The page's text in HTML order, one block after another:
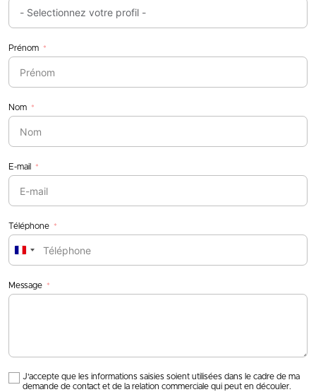
Prénom
Nom
E-mail
Téléphone
France
Message
J'accepte que les informations saisies soient utilisées dans le cadre de ma
demande de contact et de la relation commerciale qui peut en découler.